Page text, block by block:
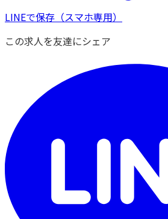
LINEで保存 （スマホ専用）
この求人を友達にシェア